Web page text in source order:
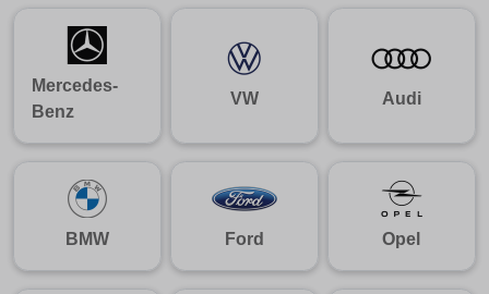
Mercedes-
Benz
VW Audi
BMW Ford Opel